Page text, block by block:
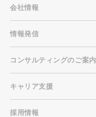
会社情報
情報発信
コンサルティングのご案内
キャリア支援
採用情報